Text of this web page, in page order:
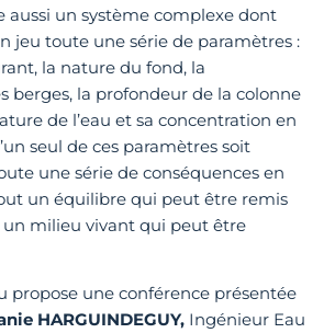
aussi un système complexe dont
jeu toute une série de paramètres :
la nature du fond, la
berges, la profondeur de la colonne
de l’eau et sa concentration en
seul de ces paramètres soit
une série de conséquences en
un équilibre qui peut être remis
un milieu vivant qui peut être
propose une conférence présentée
HARGUINDEGUY, Ingénieur Eau